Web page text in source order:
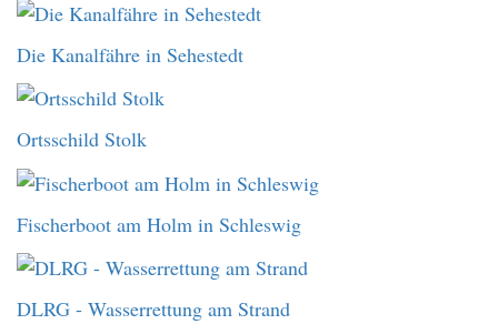
Die Kanalfähre in Sehestedt
Ortsschild Stolk
Fischerboot am Holm in Schleswig
DLRG - Wasserrettung am Strand